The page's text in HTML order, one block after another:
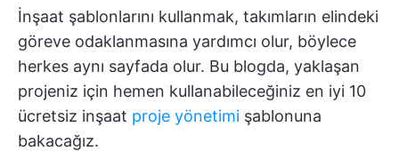
İnşaat şablonlarını kullanmak, takımların elindeki
göreve odaklanmasına yardımcı olur, böylece
herkes aynı sayfada olur. Bu blogda, yaklaşan
projeniz için hemen kullanabileceğiniz en iyi 10
ücretsiz inşaat proje yönetimi şablonuna
bakacağız.